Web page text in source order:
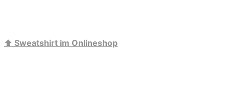
⬆️ Sweatshirt im Onlineshop